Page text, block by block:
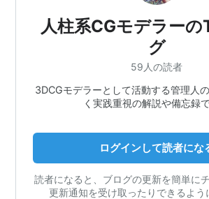
人柱系CGモデラー
グ
59人の読者
3DCGモデラーとして活動する管理人
く実践重視の解説や備忘録で
ログインして読者にな
読者になると、ブログの更新を簡単に
更新通知を受け取ったりできるよう